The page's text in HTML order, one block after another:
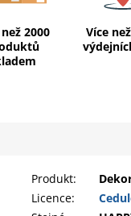
2000
Více
Produkt:
Licence: